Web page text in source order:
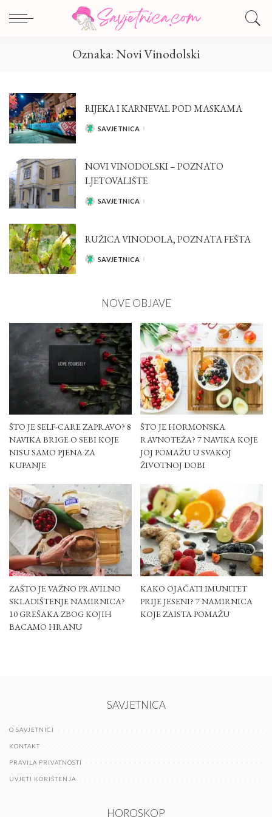
Oznaka:Novi Vinodolski
RIJEKA I KARNEVAL POD MASKAMA
POSTED
SAVJETNICA
NOVI VINODOLSKI – POZNATO
LJETOVALIŠTE
POSTED
SAVJETNICA
RUŽICA VINODOLA, POZNATA FEŠTA
POSTED
SAVJETNICA
NOVE OBJAVE
ŠTO JE SELF-CARE ZAPRAVO? 8
NAVIKA BRIGE O SEBI KOJE
NISU SAMO PJENA ZA
KUPANJE
ŠTO JE HORMONSKA
RAVNOTEŽA? 7 NAVIKA KOJE
JOJ POMAŽU U SVAKOJ
ŽIVOTNOJ DOBI
ZAŠTO JE VAŽNO PRAVILNO
SKLADIŠTENJE NAMIRNICA?
10 GREŠAKA ZBOG KOJIH
BACAMO HRANU
KAKO OJAČATI IMUNITET
PRIJE JESENI? 7 NAMIRNICA
KOJE ZAISTA POMAŽU
SAVJETNICA
O SAVJETNICI
KONTAKT
PRAVILA PRIVATNOSTI
UVJETI KORIŠTENJA
HOROSKOP